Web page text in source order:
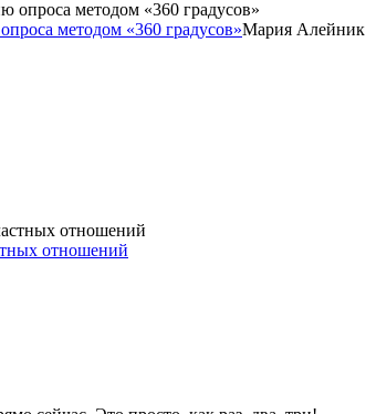
методом «360 градусов»Мария Алейник
отношений